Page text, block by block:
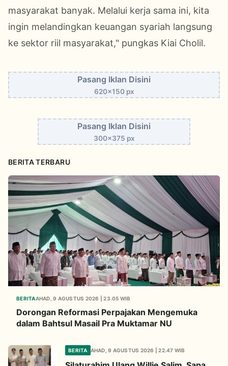
masyarakat banyak. Melalui kerja sama ini, kita
ingin melandingkan keuangan syariah langsung
ke sektor riil masyarakat," pungkas Kiai Cholil.
Pasang Iklan Disini
620x150 px
Pasang Iklan Disini
300x375 px
BERITA TERBARU
BERITAAHAD, 9 AGUSTUS 2026 | 23.05 WIB
Dorongan Reformasi Perpajakan Mengemuka
dalam Bahtsul Masail Pra Muktamar NU
BERITA AHAD, 9 AGUSTUS 2026 | 22.47 WIB